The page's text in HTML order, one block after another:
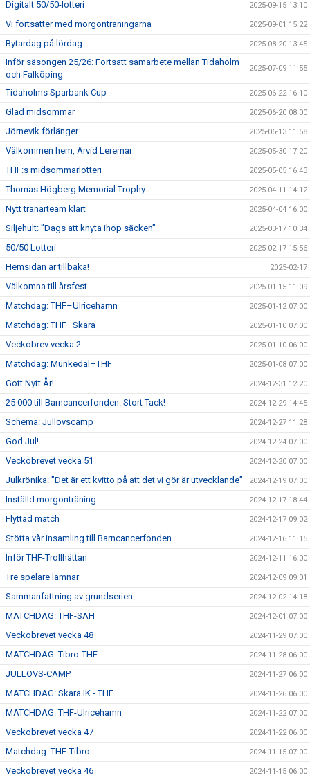
Digitalt 50/50-lotteri 2025-09-15 13:10
Vi fortsätter med morgonträningarna 2025-09-01 15:22
Bytardag på lördag 2025-08-20 13:45
Inför säsongen 25/26: Fortsatt samarbete mellan Tidaholm
och Falköping
2025-07-09 11:55
Tidaholms Sparbank Cup 2025-06-22 16:10
Glad midsommar 2025-06-20 08:00
Jörnevik förlänger 2025-06-13 11:58
Välkommen hem, Arvid Leremar 2025-05-30 17:20
THF:s midsommarlotteri 2025-05-05 16:43
Thomas Högberg Memorial Trophy 2025-04-11 14:12
Nytt tränarteam klart 2025-04-04 16:00
Siljehult: ”Dags att knyta ihop säcken” 2025-03-17 10:34
50/50 Lotteri 2025-02-17 15:56
Hemsidan är tillbaka! 2025-02-17
Välkomna till årsfest 2025-01-15 11:09
Matchdag: THF–Ulricehamn 2025-01-12 07:00
Matchdag: THF–Skara 2025-01-10 07:00
Veckobrev vecka 2 2025-01-10 06:00
Matchdag: Munkedal–THF 2025-01-08 07:00
Gott Nytt År! 2024-12-31 12:20
25 000 till Barncancerfonden: Stort Tack! 2024-12-29 14:45
Schema: Jullovscamp 2024-12-27 11:28
God Jul! 2024-12-24 07:00
Veckobrevet vecka 51 2024-12-20 07:00
Julkrönika: ”Det är ett kvitto på att det vi gör är utvecklande” 2024-12-19 07:00
Inställd morgonträning 2024-12-17 18:44
Flyttad match 2024-12-17 09:02
Stötta vår insamling till Barncancerfonden 2024-12-16 11:15
Inför THF-Trollhättan 2024-12-11 16:00
Tre spelare lämnar 2024-12-09 09:01
Sammanfattning av grundserien 2024-12-02 14:18
MATCHDAG: THF-SAH 2024-12-01 07:00
Veckobrevet vecka 48 2024-11-29 07:00
MATCHDAG: Tibro-THF 2024-11-28 06:00
JULLOVS-CAMP 2024-11-27 06:00
MATCHDAG: Skara IK - THF 2024-11-26 06:00
MATCHDAG: THF-Ulricehamn 2024-11-22 07:00
Veckobrevet vecka 47 2024-11-22 06:00
Matchdag: THF-Tibro 2024-11-15 07:00
Veckobrevet vecka 46 2024-11-15 06:00